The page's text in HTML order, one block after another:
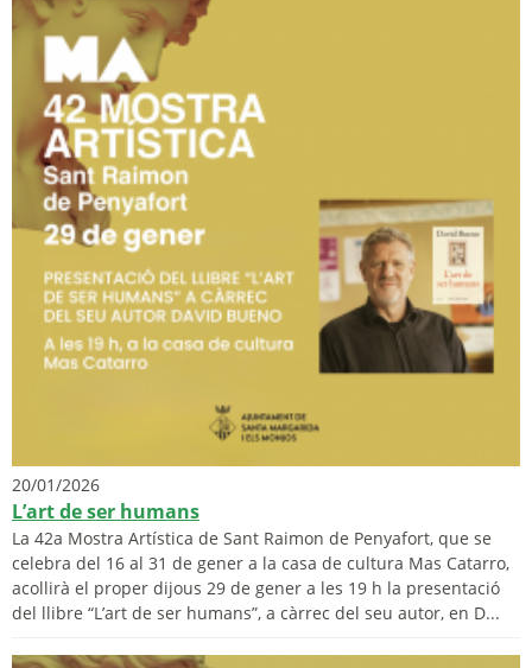
20/01/2026
L’art de ser humans
La 42a Mostra Artística de Sant Raimon de Penyafort, que se
celebra del 16 al 31 de gener a la casa de cultura Mas Catarro,
acollirà el proper dijous 29 de gener a les 19 h la presentació
del llibre “L’art de ser humans”, a càrrec del seu autor, en D...